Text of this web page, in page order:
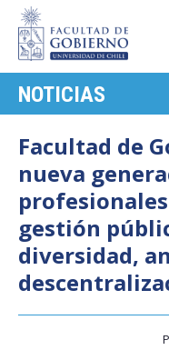
NOTICIAS
Facultad de
nueva
gestión
diversidad,